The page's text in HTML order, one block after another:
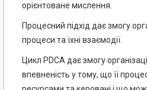
орієнтоване мислення.
Процесний підхід дає змогу
процеси та їхні взаємодії.
Цикл PDCA дає змогу
впевненість у тому, що її